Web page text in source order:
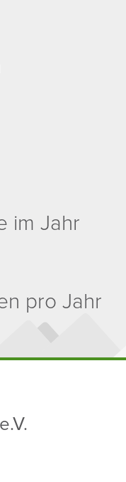
im Jahr
pro Jahr